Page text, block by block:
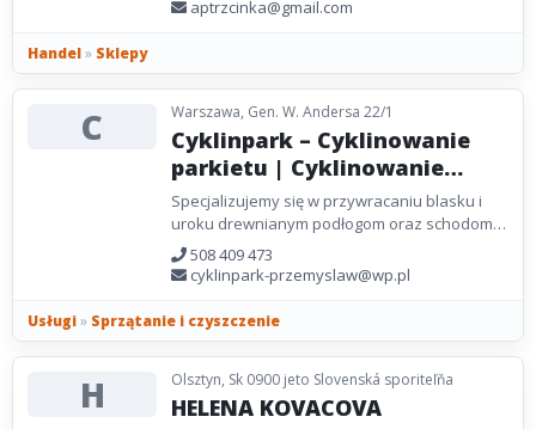
aptrzcinka@gmail.com
Handel» Sklepy
C Warszawa, Gen. W. Andersa 22/1
Cyklinpark – Cyklinowanie
parkietu | Cyklinowanie
podłogi | Renowacja podłóg
drewnianych Warszawa
Specjalizujemy się w przywracaniu blasku i
uroku drewnianym podłogom oraz schodom.
Korzystamy z nowoczesnych technologii i
narzędzi, aby skutecznie...
508 409 473
cyklinpark-przemyslaw@wp.pl
Usługi» Sprzątanie i czyszczenie
H Olsztyn, Sk 0900 jeto Slovenská sporiteľňa
HELENA KOVACOVA